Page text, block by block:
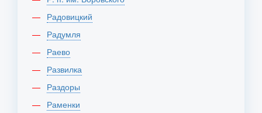
Радовицкий
Радумля
Раево
Развилка
Раздоры
Раменки